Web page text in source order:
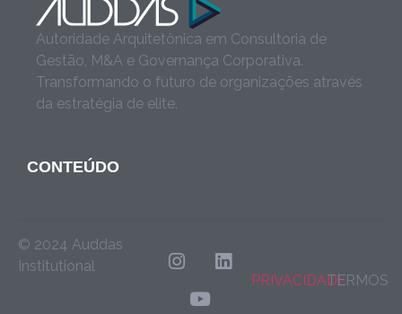
Autoridade Arquitetônica em Consultoria de
Gestão, M&A e Governança Corporativa.
Transformando o futuro de organizações através
da estratégia de elite.
CONTEÚDO
© 2024 Auddas
Institutional
PRIVACIDADETERMOS